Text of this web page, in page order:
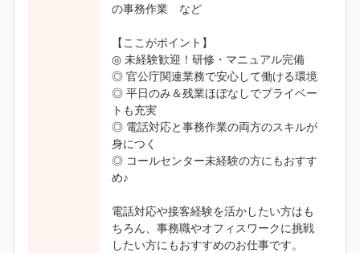
の事務作業 など
【ここがポイント】
◎ 未経験歓迎！研修・マニュアル完備
◎ 官公庁関連業務で安心して働ける環境
◎ 平日のみ＆残業ほぼなしでプライベー
トも充実
◎ 電話対応と事務作業の両方のスキルが
身につく
◎ コールセンター未経験の方にもおすす
め♪
電話対応や接客経験を活かしたい方はも
ちろん、事務職やオフィスワークに挑戦
したい方にもおすすめのお仕事です。